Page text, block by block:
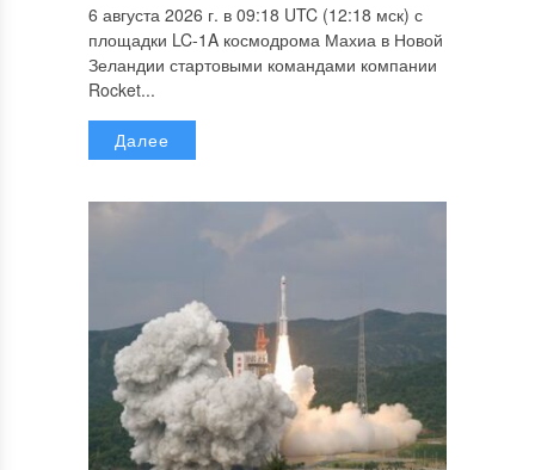
6 августа 2026 г. в 09:18 UTC (12:18 мск) с
площадки LC-1A космодрома Махиа в Новой
Зеландии стартовыми командами компании
Rocket...
Далее